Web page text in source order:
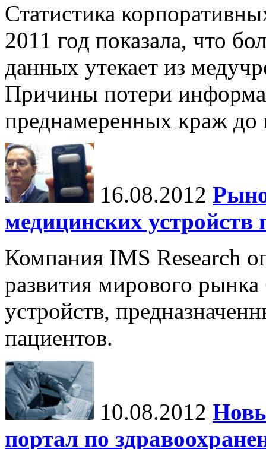
Статистика
2011 год показала, что
данных утекает из
Причины потери
преднамеренных краж до
16.08.2012
медицинских устройств
Компания IMS Research
развития мирового
устройств,
пациентов.
10.08.2012
портал по